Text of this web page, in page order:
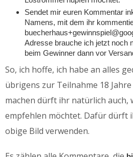
Sendet mir euren Kommentar
Namens, mit dem ihr
Adresse brauche ich jetzt noch
beim Gewinner dann vor
So, ich hoffe, ich habe an alles
übrigens zur Teilnahme 18
machen dürft ihr natürlich auch,
empfehlen möchtet. Dafür dürft
obige Bild verwenden.